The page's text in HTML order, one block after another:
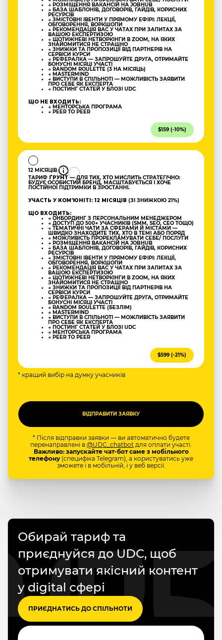
→ РОЗМІЩЕННЯ ВАКАНСІЙ НА JOBHUB
→ БАЗА ШАБЛОНІВ, ДОГОВОРІВ, ГАЙДІВ, КОРИСНИХ
РЕСУРСІВ
→ ЗМІСТОВНІ ІВЕНТИ У ПРЯМОМУ ЕФІРІ: ЛЕКЦІЇ,
ОБГОВОРЕННЯ, ВОРКШОПИ
→ РЕКОМЕНДАЦІЯ ВАС У ЧАТАХ ПРИ ЗАПИТАХ ЗА
ВАШОЮ ЕКСПЕРТИЗОЮ
→ ЩОТИЖНЕВІ НЕТВОРКІНГИ В ZOOM, НА ЯКИХ
ЗНАЙОМИТИСЯ НЕ СТРАШНО
→ ЗНИЖКИ ТА ПРОПОЗИЦІЇ ВІД ПАРТНЕРІВ НА
СЕРВІСИ КУРСИ
→ РЕФЕРАЛКА — ЗАПРОШУЙТЕ ДРУГА, ОТРИМАЙТЕ
БОНУСНІ МІСЯЦІ УЧАСТІ
→ RANDOM ROULETTE (3 НА МІСЯЦЬ)
→ MASTERMIND
→ ВИСТУПИ В СПІЛЬНОТІ — МОЖЛИВІСТЬ ЗАЯВИТИ
ПРО СЕБЕ ЯК ЕКСПЕРТА
→ ПОСТИНГ СТАТЕЙ У БЛОЗІ UDC
ЩО НЕ ВХОДИТЬ:
→ МЕНТОРСЬКА ПРОГРАМА
→ PEER TO PEER
$159 (-10%)
12 МІСЯЦІВ
ТАРИФ ҐРУНТ — ДЛЯ ТИХ, ХТО МИСЛИТЬ СТРАТЕГІЧНО:
БУДУЄ ОСОБИСТИЙ БРЕНД, МАСШТАБУЄТЬСЯ І ХОЧЕ
ПОСТІЙНОЇ ПІДТРИМКИ В ЗРОСТАННІ.
УЧАСТЬ У КОМʼЮНІТІ: 12 МІСЯЦІВ (ЗІ ЗНИЖКОЮ 21%)
ЩО ВХОДИТЬ:
→ ОНБОРДИНГ З ПЕРСОНАЛЬНИМ МЕНЕДЖЕРОМ
→ ДОСТУП ДО 500+ УЧАСНИКІВ (SMM, SEO, CEO ТОЩО)
→ ТЕМАТИЧНІ ЧАТИ ЗА СФЕРАМИ Й МІСТАМИ —
ШВИДКО ЗНАХОДИТЕ ТИХ, ХТО В ТЕМІ АБО ПОРЯД
→ МОЖЛИВІСТЬ ПРОРЕКЛАМУВАТИ СЕБЕ/ ПОСЛУГИ
→ РОЗМІЩЕННЯ ВАКАНСІЙ НА JOBHUB
→ БАЗА ШАБЛОНІВ, ДОГОВОРІВ, ГАЙДІВ, КОРИСНИХ
РЕСУРСІВ
→ ЗМІСТОВНІ ІВЕНТИ У ПРЯМОМУ ЕФІРІ: ЛЕКЦІЇ,
ОБГОВОРЕННЯ, ВОРКШОПИ
→ РЕКОМЕНДАЦІЯ ВАС У ЧАТАХ ПРИ ЗАПИТАХ ЗА
ВАШОЮ ЕКСПЕРТИЗОЮ
→ ЩОТИЖНЕВІ НЕТВОРКІНГИ В ZOOM, НА ЯКИХ
ЗНАЙОМИТИСЯ НЕ СТРАШНО
→ ЗНИЖКИ ТА ПРОПОЗИЦІЇ ВІД ПАРТНЕРІВ НА
СЕРВІСИ КУРСИ
→ РЕФЕРАЛКА — ЗАПРОШУЙТЕ ДРУГА, ОТРИМАЙТЕ
БОНУСНІ МІСЯЦІ УЧАСТІ
→ RANDOM ROULETTE (БЕЗЛІМ)
→ MASTERMIND
→ ВИСТУПИ В СПІЛЬНОТІ — МОЖЛИВІСТЬ ЗАЯВИТИ
ПРО СЕБЕ ЯК ЕКСПЕРТА
→ ПОСТИНГ СТАТЕЙ У БЛОЗІ UDC
→ МЕНТОРСЬКА ПРОГРАМА
→ PEER TO PEER
$599 (-21%)
* кращий вибір на думку учасників
* Після відправки заявки — ви автоматично будете
перенаправлені в @UDC_chatbot для оплати участі.
Важливо: запускайте чат-бот саме з мобільного
телефону(специфіка Telegram), а користуватись уже
зможете і в мобільній, і у веб версії.
Обирай тариф та
приєднуйся до UDC, щоб
отримувати якісний контент
у digital сфері
ПРИЄДНАТИСЬ ДО СПІЛЬНОТИ